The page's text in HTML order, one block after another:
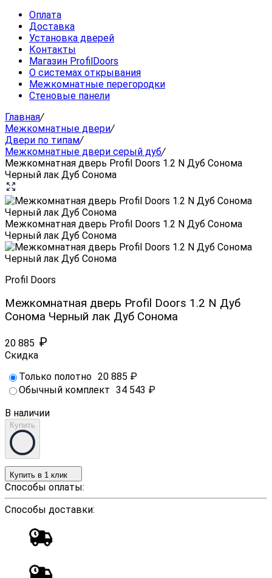
Оплата
Доставка
Установка дверей
Контакты
Магазин ProfilDoors
О системах открывания
Межкомнатные перегородки
Стеновые панели
Главная/
Межкомнатные двери/
Двери по типам/
Межкомнатные двери серый дуб/
Межкомнатная дверь Profil Doors 1.2 N Дуб Сонома
Черный лак Дуб Сонома
Межкомнатная дверь Profil Doors 1.2 N Дуб Сонома
Черный лак Дуб Сонома
Profil Doors
Межкомнатная дверь Profil Doors 1.2 N Дуб
Сонома Черный лак Дуб Сонома
20 885 ₽
Скидка
Только полотно 20 885 ₽
Обычный комплект 34 543 ₽
В наличии
Купить
Купить в 1 клик
Способы оплаты:
Способы доставки: